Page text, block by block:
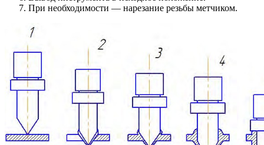
При необходимости — нарезание резьбы метчиком.​